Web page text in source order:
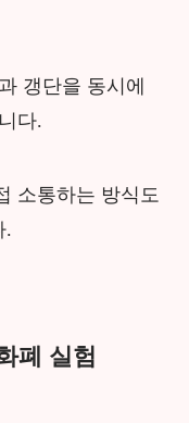
갱단을 동시에
다.
소통하는 방식도
.
폐 실험